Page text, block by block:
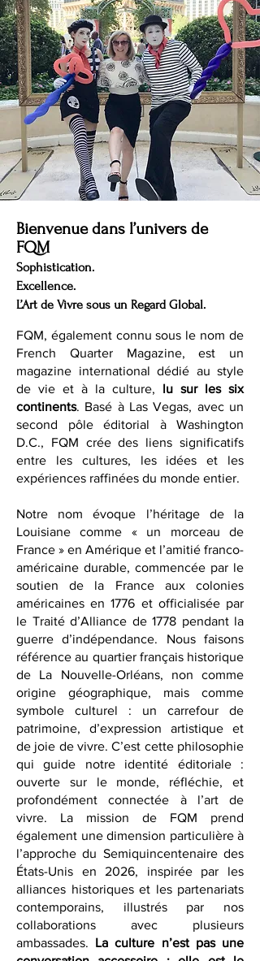
Bienvenue dans l’univers de
FQM
Sophistication.
Excellence.
L’Art de Vivre sous un Regard Global.
FQM, également connu sous le nom de
French Quarter Magazine, est un
magazine international dédié au style
de vie et à la culture, lu sur les six
continents. Basé à Las Vegas, avec un
second pôle éditorial à Washington
D.C., FQM crée des liens significatifs
entre les cultures, les idées et les
Notre nom évoque l’héritage de la
Louisiane comme « un morceau de
France » en Amérique et l’amitié franco-
américaine durable, commencée par le
soutien de la France aux colonies
américaines en 1776 et officialisée par
le Traité d’Alliance de 1778 pendant la
guerre d’indépendance. Nous faisons
référence au quartier français historique
de La Nouvelle-Orléans, non comme
origine géographique, mais comme
symbole culturel : un carrefour de
patrimoine, d’expression artistique et
de joie de vivre. C’est cette philosophie
qui guide notre identité éditoriale :
ouverte sur le monde, réfléchie, et
profondément connectée à l’art de
vivre. La mission de FQM prend
également une dimension particulière à
l’approche du Semiquincentenaire des
États-Unis en 2026, inspirée par les
alliances historiques et les partenariats
contemporains, illustrés par nos
collaborations avec plusieurs